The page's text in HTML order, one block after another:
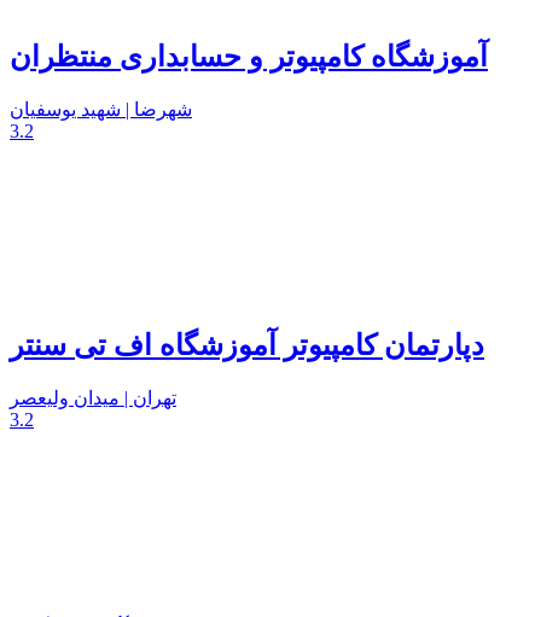
آموزشگاه کامپیوتر و حسابداری منتظران
شهرضا | شهید یوسفیان
3.2
دپارتمان کامپیوتر آموزشگاه اف تی سنتر
تهران | میدان ولیعصر
3.2